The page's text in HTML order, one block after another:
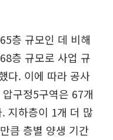
층 규모인 데 비해
층 규모로 사업 규
다. 이에 따라 공사
구정5구역은 67개
지하층이 1개 더 많
큼 층별 양생 기간